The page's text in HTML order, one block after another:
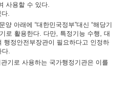
사용할 수 있다.
.
아래에 “대한민국정부”대신 “해당기
로 활용한다. 다만, 특정기능 수행, 대
행정안전부장관이 필요하다고 인정하
다.
기로 사용하는 국가행정기관은 이를